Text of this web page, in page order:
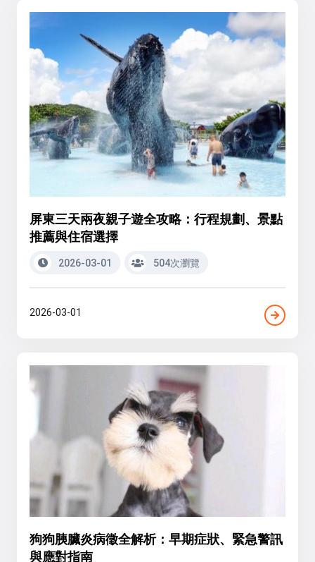
屏東三天兩夜親子遊全攻略：行程規劃、景點
推薦與住宿選擇
2026-03-01 504次瀏覽
2026-03-01
狗狗胰臟炎病徵全解析：早期症狀、緊急警訊
與應對指南